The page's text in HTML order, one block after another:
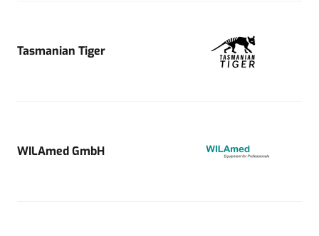
Tasmanian Tiger
WILAmed GmbH